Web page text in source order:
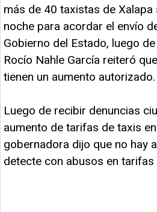
más de 40 taxistas de Xalapa
noche para acordar el envío
Gobierno del Estado, luego
Rocío Nahle García reiteró
tienen un aumento autorizado.
Luego de recibir denuncias
aumento de tarifas de taxis
gobernadora dijo que no hay
detecte con abusos en